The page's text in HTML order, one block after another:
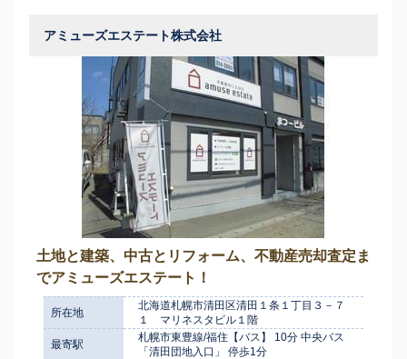
アミューズエステート株式会社
土地と建築、中古とリフォーム、不動産売却査定ま
でアミューズエステート！
所在地
北海道札幌市清田区清田１条１丁目３－７
１ マリネスタビル１階
最寄駅
札幌市東豊線/福住【バス】 10分 中央バス
「清田団地入口」 停歩1分